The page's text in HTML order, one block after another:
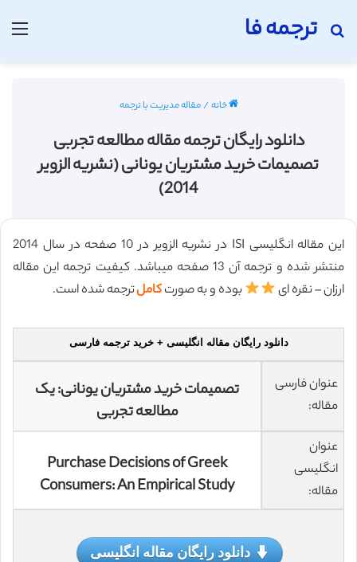
ترجمه فا
جستجو برای
خانه/مقاله مدیریت با ترجمه
دانلود رایگان ترجمه مقاله مطالعه تجربی
تصمیمات خرید مشتریان یونانی (نشریه الزویر
2014)
این مقاله انگلیسی ISI در نشریه الزویر در 10 صفحه در سال 2014
منتشر شده و ترجمه آن 13 صفحه میباشد. کیفیت ترجمه این مقاله
ارزان – نقره ای
بوده و به صورتکاملترجمه شده است.
دانلود رایگان مقاله انگلیسی + خرید ترجمه فارسی
عنوان فارسی
مقاله:
تصمیمات خرید مشتریان یونانی: یک
مطالعه تجربی
عنوان
انگلیسی
مقاله:
Purchase Decisions of Greek
Consumers: An Empirical Study
دانلود رایگان مقاله انگلیسی